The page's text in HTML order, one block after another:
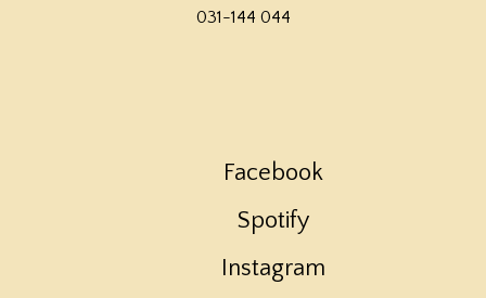
031-144 044
Facebook
Spotify
Instagram